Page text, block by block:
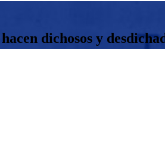
dichosos y